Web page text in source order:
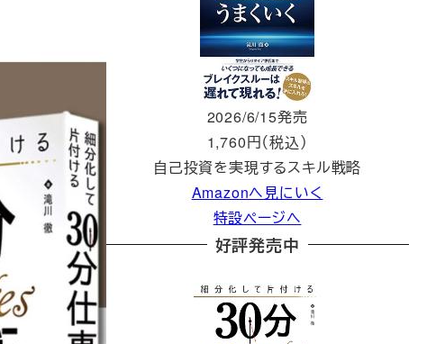
2026/6/15発売
1,760円（税込）
自己投資を実現するスキル戦略
Amazonへ見にいく
特設ページへ
好評発売中